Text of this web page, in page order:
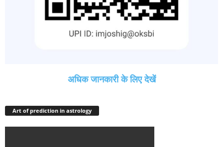
अधिक जानकारी के लिए देखें
Art of prediction in astrology